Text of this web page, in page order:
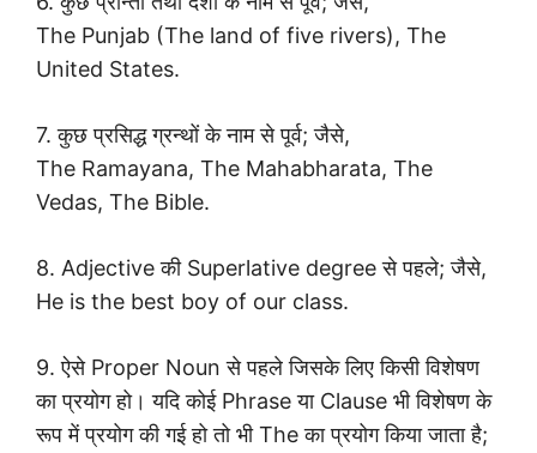
The Punjab (The land of five rivers), The
United States.
7. कुछ प्रसिद्ध ग्रन्थों के नाम से पूर्व; जैसे,
The Ramayana, The Mahabharata, The
Vedas, The Bible.
8. Adjective की Superlative degree से पहले; जैसे,
He is the best boy of our class.
9. ऐसे Proper Noun से पहले जिसके लिए किसी विशेषण
का प्रयोग हो। यदि कोई Phrase या Clause भी विशेषण के
रूप में प्रयोग की गई हो तो भी The का प्रयोग किया जाता है;